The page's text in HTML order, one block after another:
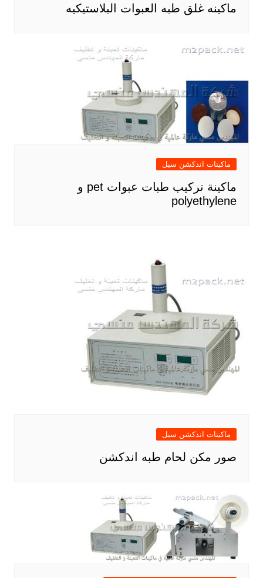
ماكينه غلق طبه العبوات البلاستيكيه
ماكينات اندكشن سيل
ماكينة تركيب طبات عبوات pet و
polyethylene
ماكينات اندكشن سيل
صور مكن لحام طبه اندكشن